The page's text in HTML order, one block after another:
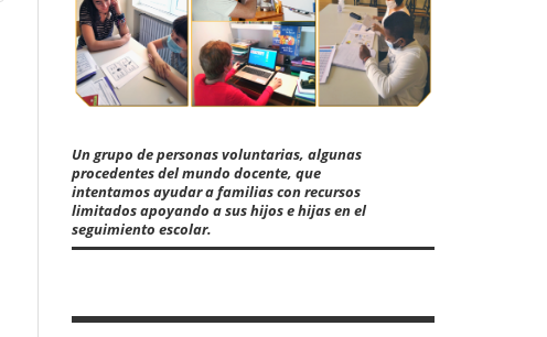
Un grupo de personas voluntarias, algunas
procedentes del mundo docente, que
intentamos ayudar a familias con recursos
limitados apoyando a sus hijos e hijas en el
seguimiento escolar.